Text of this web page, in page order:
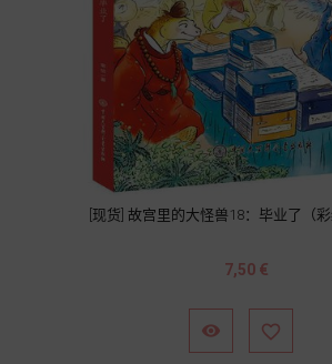
[现货] 故宫里的大怪兽18：毕业了（彩
Prix
7,50 €
 